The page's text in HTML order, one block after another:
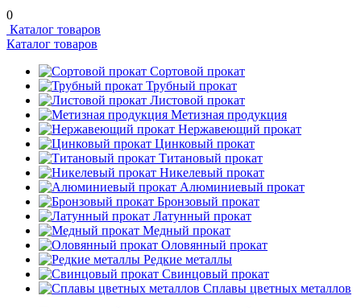
0
Каталог товаров
Каталог товаров
Сортовой прокат
Трубный прокат
Листовой прокат
Метизная продукция
Нержавеющий прокат
Цинковый прокат
Титановый прокат
Никелевый прокат
Алюминиевый прокат
Бронзовый прокат
Латунный прокат
Медный прокат
Оловянный прокат
Редкие металлы
Свинцовый прокат
Сплавы цветных металлов